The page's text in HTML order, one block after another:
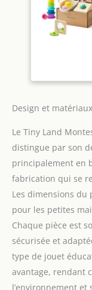
Design et matériaux
Le Tiny Land
distingue par son
principalement en
fabrication qui se
Les dimensions du
pour les petites
Chaque pièce est
sécurisée et
type de jouet
avantage, rendant
l’environnement